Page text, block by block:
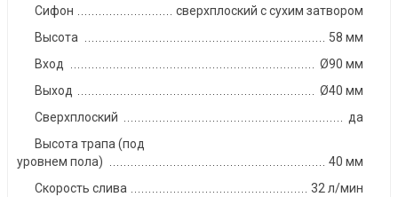
Сифон
сверхплоский с сухим затвором
Высота
58 мм
Вход
Ø90 мм
Выход
Ø40 мм
Сверхплоский
да
Высота трапа (под
уровнем пола)
40 мм
Скорость слива
32 л/мин